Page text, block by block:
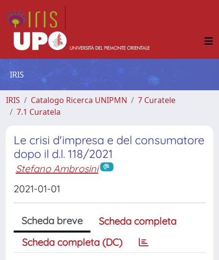
IRIS
IRIS Catalogo Ricerca UNIPMN
7 Curatele
7.1 Curatela
Le crisi d'impresa e del consumatore
dopo il d.l. 118/2021
Stefano Ambrosini
2021-01-01
Scheda breve
Scheda completa
Scheda completa (DC)